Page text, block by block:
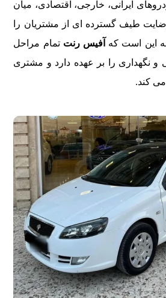
ایرانی، خارجی، اقتصادی، میان
طیف گسترده ای از مشتریان را
این است که آفیس رنت تمام مراحل
و نگهداری را بر عهده دارد و مشتری
کند.